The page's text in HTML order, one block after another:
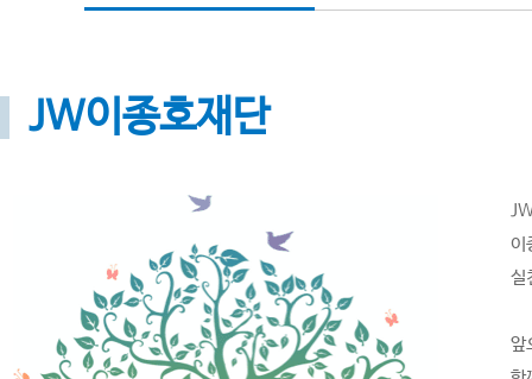
JW이종호재단
이
실
앞